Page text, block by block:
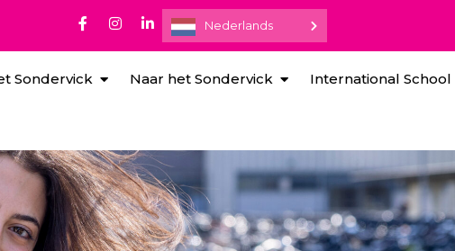
Nederlands
Sondervick Naar het Sondervick International School